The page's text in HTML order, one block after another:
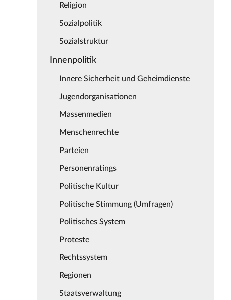
Religion
Sozialpolitik
Sozialstruktur
Innenpolitik
Innere Sicherheit und Geheimdienste
Jugendorganisationen
Massenmedien
Menschenrechte
Parteien
Personenratings
Politische Kultur
Politische Stimmung (Umfragen)
Politisches System
Proteste
Rechtssystem
Regionen
Staatsverwaltung